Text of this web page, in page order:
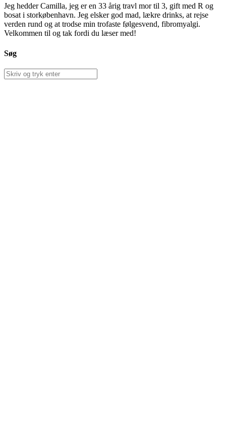
Jeg hedder Camilla, jeg er en 33 årig travl mor til 3, gift med R og
bosat i storkøbenhavn. Jeg elsker god mad, lækre drinks, at rejse
verden rund og at trodse min trofaste følgesvend, fibromyalgi.
Velkommen til og tak fordi du læser med!
Søg